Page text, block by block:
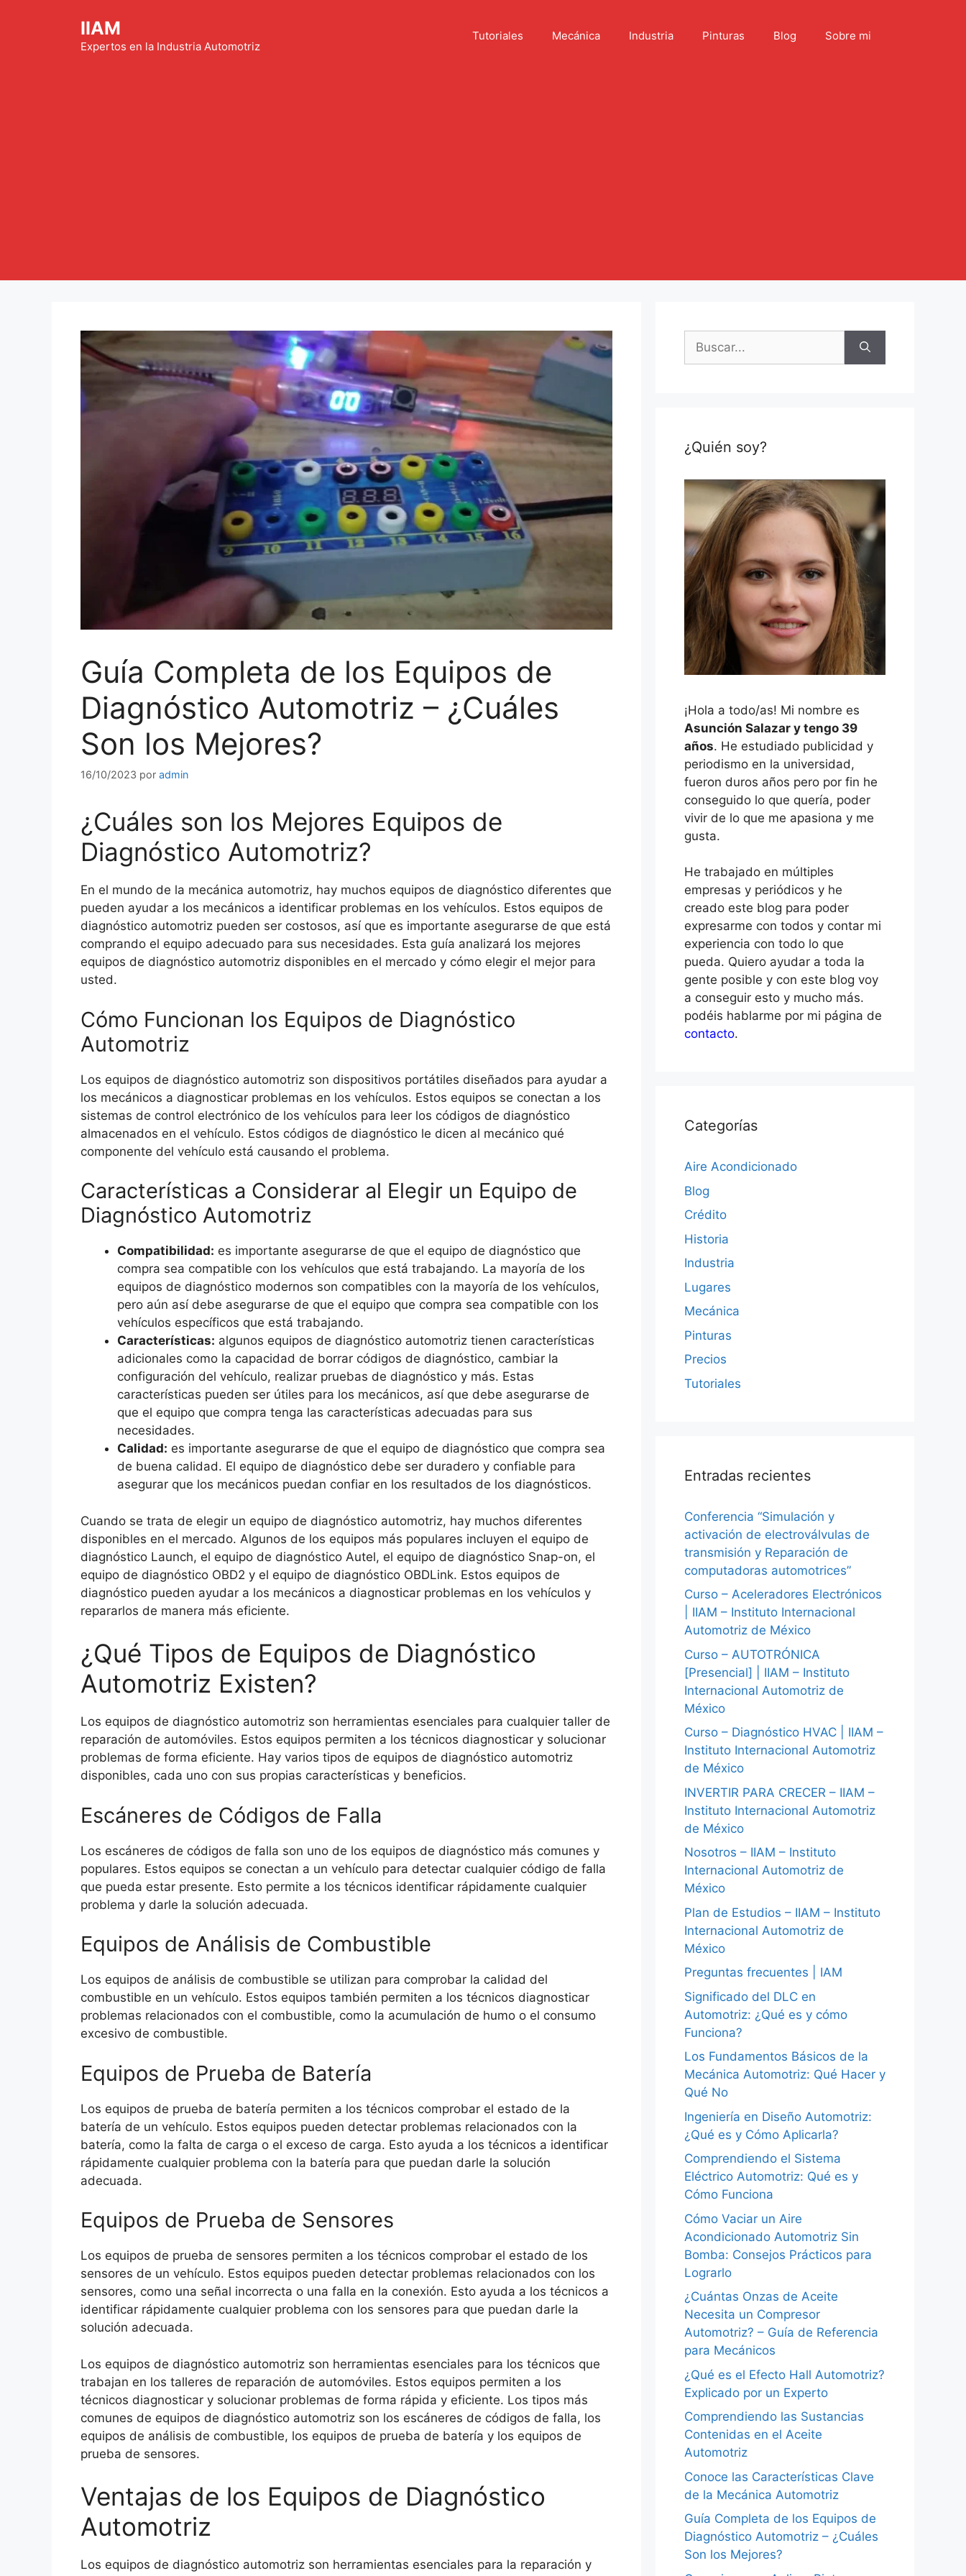
IIAM
Expertos en la Industria Automotriz
Tutoriales Mecánica Industria Pinturas Blog Sobre mi
Guía Completa de los Equipos de
Diagnóstico Automotriz – ¿Cuáles
Son los Mejores?
16/10/2023 por admin
¿Cuáles son los Mejores Equipos de
Diagnóstico Automotriz?
En el mundo de la mecánica automotriz, hay muchos equipos de diagnóstico diferentes que
pueden ayudar a los mecánicos a identificar problemas en los vehículos. Estos equipos de
diagnóstico automotriz pueden ser costosos, así que es importante asegurarse de que está
comprando el equipo adecuado para sus necesidades. Esta guía analizará los mejores
equipos de diagnóstico automotriz disponibles en el mercado y cómo elegir el mejor para
usted.
Cómo Funcionan los Equipos de Diagnóstico
Automotriz
Los equipos de diagnóstico automotriz son dispositivos portátiles diseñados para ayudar a
los mecánicos a diagnosticar problemas en los vehículos. Estos equipos se conectan a los
sistemas de control electrónico de los vehículos para leer los códigos de diagnóstico
almacenados en el vehículo. Estos códigos de diagnóstico le dicen al mecánico qué
componente del vehículo está causando el problema.
Características a Considerar al Elegir un Equipo de
Diagnóstico Automotriz
Compatibilidad: es importante asegurarse de que el equipo de diagnóstico que
compra sea compatible con los vehículos que está trabajando. La mayoría de los
equipos de diagnóstico modernos son compatibles con la mayoría de los vehículos,
pero aún así debe asegurarse de que el equipo que compra sea compatible con los
vehículos específicos que está trabajando.
Características: algunos equipos de diagnóstico automotriz tienen características
adicionales como la capacidad de borrar códigos de diagnóstico, cambiar la
configuración del vehículo, realizar pruebas de diagnóstico y más. Estas
características pueden ser útiles para los mecánicos, así que debe asegurarse de
que el equipo que compra tenga las características adecuadas para sus
necesidades.
Calidad: es importante asegurarse de que el equipo de diagnóstico que compra sea
de buena calidad. El equipo de diagnóstico debe ser duradero y confiable para
asegurar que los mecánicos puedan confiar en los resultados de los diagnósticos.
Cuando se trata de elegir un equipo de diagnóstico automotriz, hay muchos diferentes
disponibles en el mercado. Algunos de los equipos más populares incluyen el equipo de
diagnóstico Launch, el equipo de diagnóstico Autel, el equipo de diagnóstico Snap-on, el
equipo de diagnóstico OBD2 y el equipo de diagnóstico OBDLink. Estos equipos de
diagnóstico pueden ayudar a los mecánicos a diagnosticar problemas en los vehículos y
repararlos de manera más eficiente.
¿Qué Tipos de Equipos de Diagnóstico
Automotriz Existen?
Los equipos de diagnóstico automotriz son herramientas esenciales para cualquier taller de
reparación de automóviles. Estos equipos permiten a los técnicos diagnosticar y solucionar
problemas de forma eficiente. Hay varios tipos de equipos de diagnóstico automotriz
disponibles, cada uno con sus propias características y beneficios.
Escáneres de Códigos de Falla
Los escáneres de códigos de falla son uno de los equipos de diagnóstico más comunes y
populares. Estos equipos se conectan a un vehículo para detectar cualquier código de falla
que pueda estar presente. Esto permite a los técnicos identificar rápidamente cualquier
problema y darle la solución adecuada.
Equipos de Análisis de Combustible
Los equipos de análisis de combustible se utilizan para comprobar la calidad del
combustible en un vehículo. Estos equipos también permiten a los técnicos diagnosticar
problemas relacionados con el combustible, como la acumulación de humo o el consumo
excesivo de combustible.
Equipos de Prueba de Batería
Los equipos de prueba de batería permiten a los técnicos comprobar el estado de la
batería de un vehículo. Estos equipos pueden detectar problemas relacionados con la
batería, como la falta de carga o el exceso de carga. Esto ayuda a los técnicos a identificar
rápidamente cualquier problema con la batería para que puedan darle la solución
adecuada.
Equipos de Prueba de Sensores
Los equipos de prueba de sensores permiten a los técnicos comprobar el estado de los
sensores de un vehículo. Estos equipos pueden detectar problemas relacionados con los
sensores, como una señal incorrecta o una falla en la conexión. Esto ayuda a los técnicos a
identificar rápidamente cualquier problema con los sensores para que puedan darle la
solución adecuada.
Los equipos de diagnóstico automotriz son herramientas esenciales para los técnicos que
trabajan en los talleres de reparación de automóviles. Estos equipos permiten a los
técnicos diagnosticar y solucionar problemas de forma rápida y eficiente. Los tipos más
comunes de equipos de diagnóstico automotriz son los escáneres de códigos de falla, los
equipos de análisis de combustible, los equipos de prueba de batería y los equipos de
prueba de sensores.
Ventajas de los Equipos de Diagnóstico
Automotriz
Los equipos de diagnóstico automotriz son herramientas esenciales para la reparación y
Buscar:
¿Quién soy?
¡Hola a todo/as! Mi nombre es
Asunción Salazar y tengo 39
años. He estudiado publicidad y
periodismo en la universidad,
fueron duros años pero por fin he
conseguido lo que quería, poder
vivir de lo que me apasiona y me
gusta.
He trabajado en múltiples
empresas y periódicos y he
creado este blog para poder
expresarme con todos y contar mi
experiencia con todo lo que
pueda. Quiero ayudar a toda la
gente posible y con este blog voy
a conseguir esto y mucho más.
podéis hablarme por mi página de
contacto.
Categorías
Aire Acondicionado
Blog
Crédito
Historia
Industria
Lugares
Mecánica
Pinturas
Precios
Tutoriales
Entradas recientes
Conferencia “Simulación y
activación de electroválvulas de
transmisión y Reparación de
computadoras automotrices”
Curso – Aceleradores Electrónicos
| IIAM – Instituto Internacional
Automotriz de México
Curso – AUTOTRÓNICA
[Presencial] | IIAM – Instituto
Internacional Automotriz de
México
Curso – Diagnóstico HVAC | IIAM –
Instituto Internacional Automotriz
de México
INVERTIR PARA CRECER – IIAM –
Instituto Internacional Automotriz
de México
Nosotros – IIAM – Instituto
Internacional Automotriz de
México
Plan de Estudios – IIAM – Instituto
Internacional Automotriz de
México
Preguntas frecuentes | IAM
Significado del DLC en
Automotriz: ¿Qué es y cómo
Funciona?
Los Fundamentos Básicos de la
Mecánica Automotriz: Qué Hacer y
Qué No
Ingeniería en Diseño Automotriz:
¿Qué es y Cómo Aplicarla?
Comprendiendo el Sistema
Eléctrico Automotriz: Qué es y
Cómo Funciona
Cómo Vaciar un Aire
Acondicionado Automotriz Sin
Bomba: Consejos Prácticos para
Lograrlo
¿Cuántas Onzas de Aceite
Necesita un Compresor
Automotriz? – Guía de Referencia
para Mecánicos
¿Qué es el Efecto Hall Automotriz?
Explicado por un Experto
Comprendiendo las Sustancias
Contenidas en el Aceite
Automotriz
Conoce las Características Clave
de la Mecánica Automotriz
Guía Completa de los Equipos de
Diagnóstico Automotriz – ¿Cuáles
Son los Mejores?